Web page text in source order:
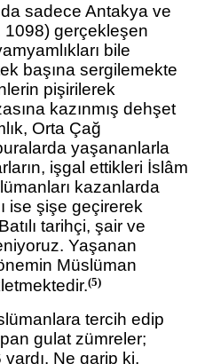
sadece Antakya ve
1098) gerçekleşen
bile
başına sergilemekte
pişirilerek
kazınmış dehşet
Orta Çağ
yaşananlarla
işgal ettikleri İslâm
kazanlarda
ise şişe geçirerek
tarihçi, şair ve
Yaşanan
Müslüman
(5)
tercih edip
gulat zümreler;
Ne garip ki,